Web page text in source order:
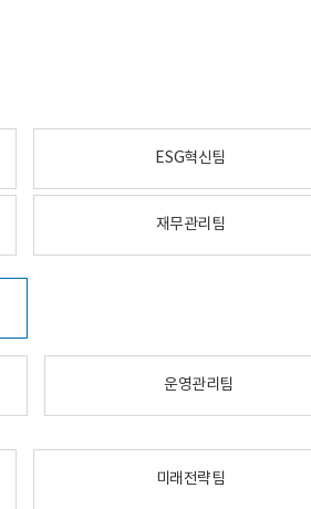
ESG혁신팀
재무관리팀
운영관리팀
미래전략팀